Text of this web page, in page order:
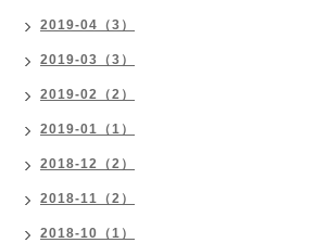
2019-04（3）
2019-03（3）
2019-02（2）
2019-01（1）
2018-12（2）
2018-11（2）
2018-10（1）